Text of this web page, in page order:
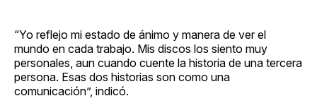
“Yo reflejo mi estado de ánimo y manera de ver el
mundo en cada trabajo. Mis discos los siento muy
personales, aun cuando cuente la historia de una tercera
persona. Esas dos historias son como una
comunicación”, indicó.